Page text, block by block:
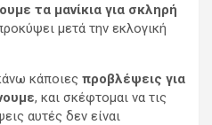
τα μανίκια για σκληρή
μετά την εκλογική
κάποιες προβλέψεις για
, και σκέφτομαι να τις
αυτές δεν είναι